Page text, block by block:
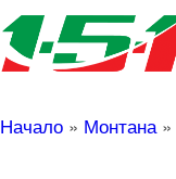
Начало » Монтана»